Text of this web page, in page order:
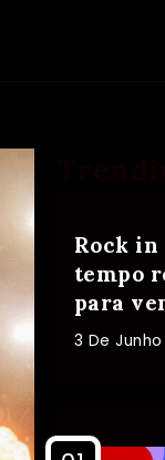
Rock in
tempo
para
3 De